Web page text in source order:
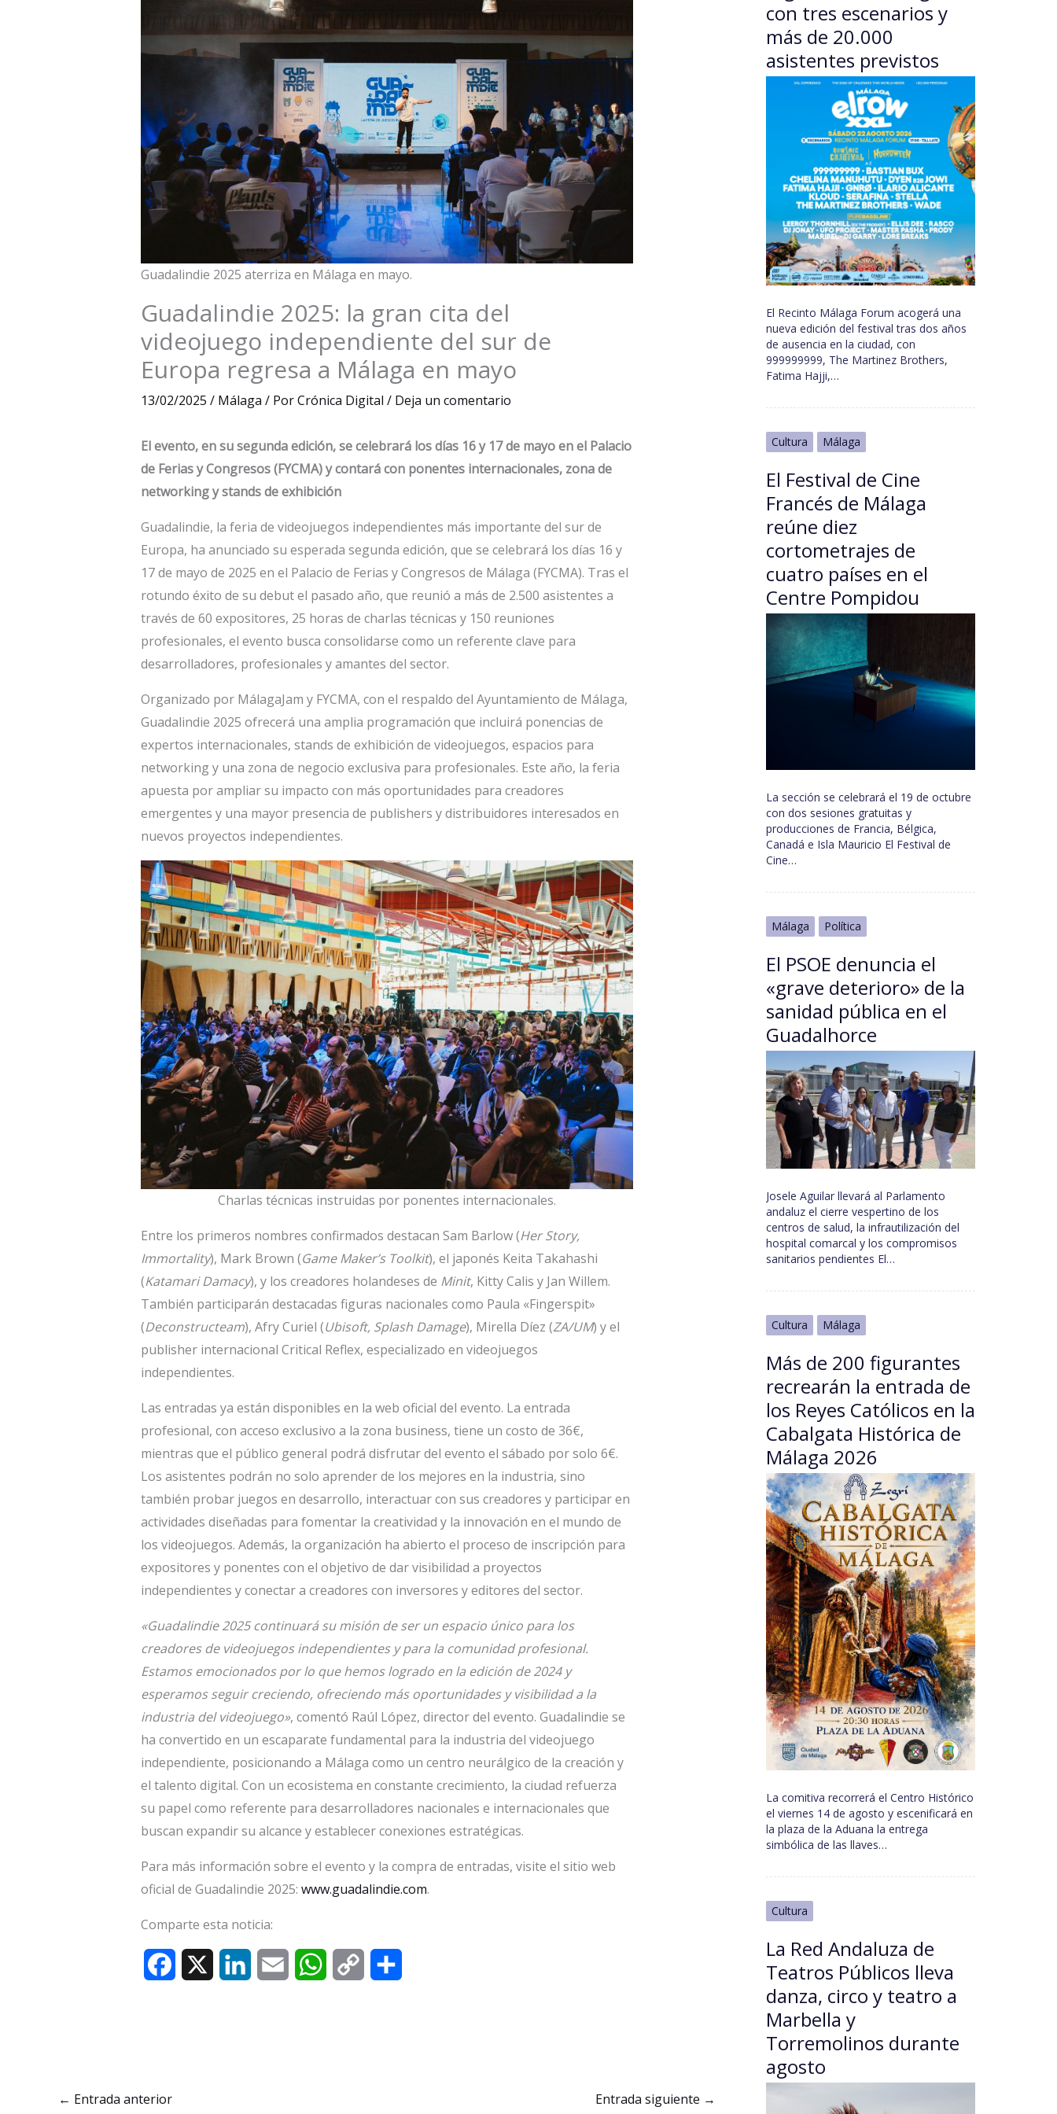
Guadalindie 2025 aterriza en Málaga en mayo.
Guadalindie 2025: la gran cita del
videojuego independiente del sur de
Europa regresa a Málaga en mayo
13/02/2025 / Málaga / PorCrónica Digital / Deja un comentario
El evento, en su segunda edición, se celebrará los días 16 y 17 de mayo en el Palacio
de Ferias y Congresos (FYCMA) y contará con ponentes internacionales, zona de
networking y stands de exhibición
Guadalindie, la feria de videojuegos independientes más importante del sur de
Europa, ha anunciado su esperada segunda edición, que se celebrará los días 16 y
17 de mayo de 2025 en el Palacio de Ferias y Congresos de Málaga (FYCMA). Tras el
rotundo éxito de su debut el pasado año, que reunió a más de 2.500 asistentes a
través de 60 expositores, 25 horas de charlas técnicas y 150 reuniones
profesionales, el evento busca consolidarse como un referente clave para
desarrolladores, profesionales y amantes del sector.
Organizado por MálagaJam y FYCMA, con el respaldo del Ayuntamiento de Málaga,
Guadalindie 2025 ofrecerá una amplia programación que incluirá ponencias de
expertos internacionales, stands de exhibición de videojuegos, espacios para
networking y una zona de negocio exclusiva para profesionales. Este año, la feria
apuesta por ampliar su impacto con más oportunidades para creadores
emergentes y una mayor presencia de publishers y distribuidores interesados en
nuevos proyectos independientes.
Charlas técnicas instruidas por ponentes internacionales.
Entre los primeros nombres confirmados destacan Sam Barlow (Her Story,
Immortality), Mark Brown (Game Maker’s Toolkit), el japonés Keita Takahashi
(Katamari Damacy), y los creadores holandeses de Minit, Kitty Calis y Jan Willem.
También participarán destacadas figuras nacionales como Paula «Fingerspit»
(Deconstructeam), Afry Curiel (Ubisoft, Splash Damage), Mirella Díez (ZA/UM) y el
publisher internacional Critical Reflex, especializado en videojuegos
independientes.
Las entradas ya están disponibles en la web oficial del evento. La entrada
profesional, con acceso exclusivo a la zona business, tiene un costo de 36€,
mientras que el público general podrá disfrutar del evento el sábado por solo 6€.
Los asistentes podrán no solo aprender de los mejores en la industria, sino
también probar juegos en desarrollo, interactuar con sus creadores y participar en
actividades diseñadas para fomentar la creatividad y la innovación en el mundo de
los videojuegos. Además, la organización ha abierto el proceso de inscripción para
expositores y ponentes con el objetivo de dar visibilidad a proyectos
independientes y conectar a creadores con inversores y editores del sector.
«Guadalindie 2025 continuará su misión de ser un espacio único para los
creadores de videojuegos independientes y para la comunidad profesional.
Estamos emocionados por lo que hemos logrado en la edición de 2024 y
esperamos seguir creciendo, ofreciendo más oportunidades y visibilidad a la
industria del videojuego», comentó Raúl López, director del evento. Guadalindie se
ha convertido en un escaparate fundamental para la industria del videojuego
independiente, posicionando a Málaga como un centro neurálgico de la creación y
el talento digital. Con un ecosistema en constante crecimiento, la ciudad refuerza
su papel como referente para desarrolladores nacionales e internacionales que
buscan expandir su alcance y establecer conexiones estratégicas.
Para más información sobre el evento y la compra de entradas, visite el sitio web
oficial de Guadalindie 2025: www.guadalindie.com.
Comparte esta noticia:
W
← Entrada anterior Entrada siguiente →
con tres escenarios y
más de 20.000
asistentes previstos
El Recinto Málaga Forum acogerá una
nueva edición del festival tras dos años
de ausencia en la ciudad, con
999999999, The Martinez Brothers,
Fatima Hajji,…
Cultura Málaga
El Festival de Cine
Francés de Málaga
reúne diez
cortometrajes de
cuatro países en el
Centre Pompidou
La sección se celebrará el 19 de octubre
con dos sesiones gratuitas y
producciones de Francia, Bélgica,
Canadá e Isla Mauricio El Festival de
Cine…
Málaga Política
El PSOE denuncia el
«grave deterioro» de la
sanidad pública en el
Guadalhorce
Josele Aguilar llevará al Parlamento
andaluz el cierre vespertino de los
centros de salud, la infrautilización del
hospital comarcal y los compromisos
sanitarios pendientes El…
Cultura Málaga
Más de 200 figurantes
recrearán la entrada de
los Reyes Católicos en la
Cabalgata Histórica de
Málaga 2026
La comitiva recorrerá el Centro Histórico
el viernes 14 de agosto y escenificará en
la plaza de la Aduana la entrega
simbólica de las llaves…
Cultura
La Red Andaluza de
Teatros Públicos lleva
danza, circo y teatro a
Marbella y
Torremolinos durante
agosto